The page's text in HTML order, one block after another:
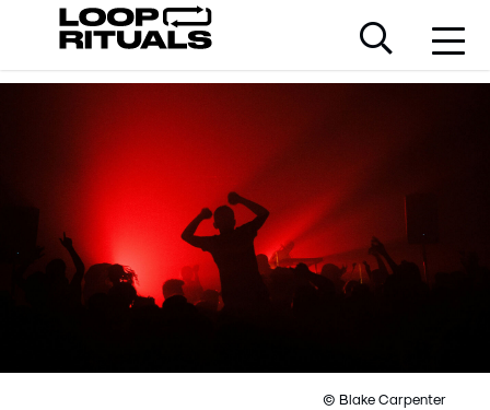
© Blake Carpenter